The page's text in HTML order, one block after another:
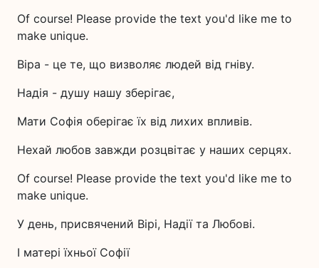
Of course! Please provide the text you'd like me to
make unique.
Віра - це те, що визволяє людей від гніву.
Надія - душу нашу зберігає,
Мати Софія оберігає їх від лихих впливів.
Нехай любов завжди розцвітає у наших серцях.
Of course! Please provide the text you'd like me to
make unique.
У день, присвячений Вірі, Надії та Любові.
І матері їхньої Софії